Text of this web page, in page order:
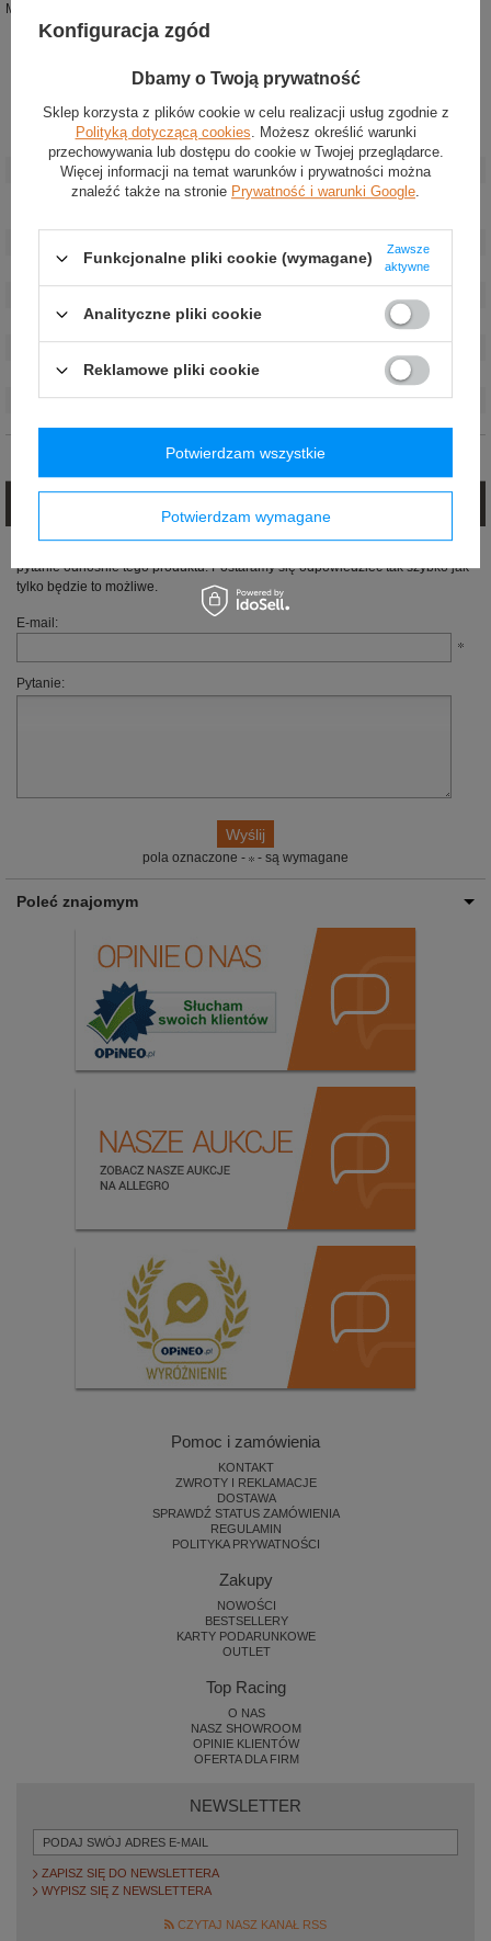
Mocowanie boczne z rozstawem otworów 290 mm
Stan:
Nowy
Kategoria:
Fotele
Akcesoria
Fotele samochodowe
Płeć
Unisex
Homologacja:
FIA 8855-1999
Mocowanie:
Boczne
Rozstaw śrub: 290 mm
pytanie odnośnie tego produktu. Postaramy się odpowiedzieć tak szybko jak
tylko będzie to możliwe.
E-mail:
Pytanie:
pola oznaczone - - są wymagane
Poleć znajomym
Pomoc i zamówienia
KONTAKT
ZWROTY I REKLAMACJE
DOSTAWA
SPRAWDŹ STATUS ZAMÓWIENIA
REGULAMIN
POLITYKA PRYWATNOŚCI
Zakupy
NOWOŚCI
BESTSELLERY
KARTY PODARUNKOWE
OUTLET
Top Racing
O NAS
NASZ SHOWROOM
OPINIE KLIENTÓW
OFERTA DLA FIRM
NEWSLETTER
ZAPISZ SIĘ DO NEWSLETTERA
WYPISZ SIĘ Z NEWSLETTERA
CZYTAJ NASZ KANAŁ RSS
Konfiguracja zgód
Dbamy o Twoją prywatność
Sklep korzysta z plików cookie w celu realizacji usług zgodnie z
Polityką dotyczącą cookies. Możesz określić warunki
przechowywania lub dostępu do cookie w Twojej przeglądarce.
Więcej informacji na temat warunków i prywatności można
znaleźć także na stronie Prywatność i warunki Google.
Funkcjonalne pliki cookie (wymagane)
Zawsze
aktywne
Analityczne pliki cookie
Reklamowe pliki cookie
Potwierdzam wymagane
Potwierdzam wszystkie